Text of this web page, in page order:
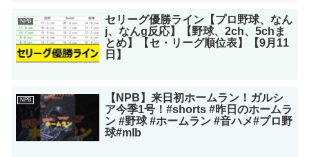
NPB
セリーグ優勝ライン【プロ野球、なん
j、なんg反応】【野球、2ch、5chま
とめ】【セ・リーグ順位表】【9月11
日】
NPB
【NPB】来日初ホームラン！ガルシ
ア今季1号！#shorts #昨日のホームラ
ン #野球 #ホームラン #音ハメ#プロ野
球#mlb